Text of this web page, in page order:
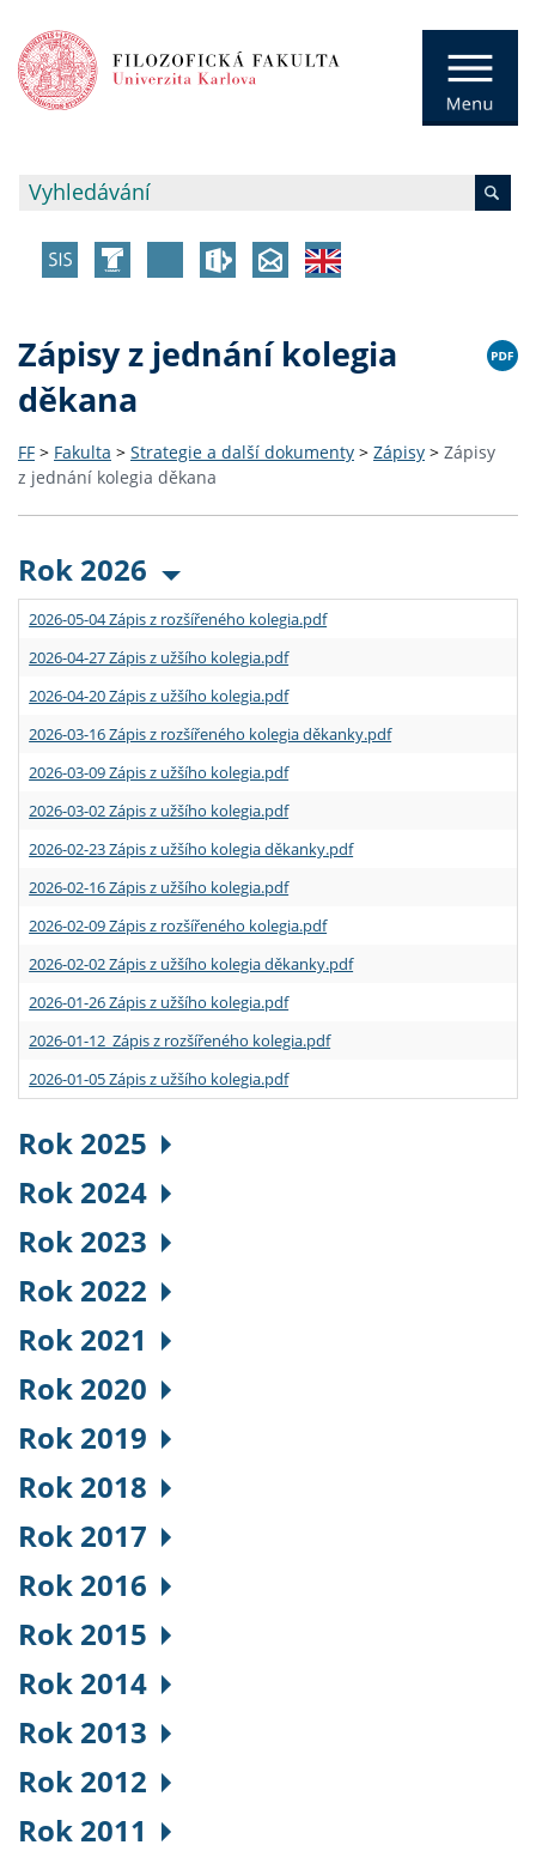
Zápisy z jednání kolegia
děkana
FF > Fakulta > Strategie a další dokumenty > Zápisy > Zápisy
z jednání kolegia děkana
Rok 2026
2026-05-04 Zápis z rozšířeného kolegia.pdf
2026-04-27 Zápis z užšího kolegia.pdf
2026-04-20 Zápis z užšího kolegia.pdf
2026-03-16 Zápis z rozšířeného kolegia děkanky.pdf
2026-03-09 Zápis z užšího kolegia.pdf
2026-03-02 Zápis z užšího kolegia.pdf
2026-02-23 Zápis z užšího kolegia děkanky.pdf
2026-02-16 Zápis z užšího kolegia.pdf
2026-02-09 Zápis z rozšířeného kolegia.pdf
2026-02-02 Zápis z užšího kolegia děkanky.pdf
2026-01-26 Zápis z užšího kolegia.pdf
2026-01-12 Zápis z rozšířeného kolegia.pdf
2026-01-05 Zápis z užšího kolegia.pdf
Rok 2025
Rok 2024
Rok 2023
Rok 2022
Rok 2021
Rok 2020
Rok 2019
Rok 2018
Rok 2017
Rok 2016
Rok 2015
Rok 2014
Rok 2013
Rok 2012
Rok 2011